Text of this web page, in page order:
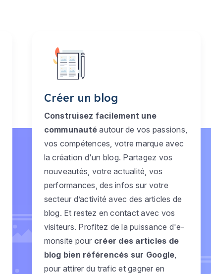
Créer un blog
Construisez facilement une
communauté autour de vos passions,
vos compétences, votre marque avec
la création d'un blog. Partagez vos
nouveautés, votre actualité, vos
performances, des infos sur votre
secteur d’activité avec des articles de
blog. Et restez en contact avec vos
visiteurs. Profitez de la puissance d'e-
monsite pour créer des articles de
blog bien référencés sur Google
pour attirer du trafic et gagner en